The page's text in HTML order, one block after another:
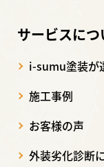
サービスにつ
i-sumu塗装が
施工事例
お客様の声
外装劣化診断